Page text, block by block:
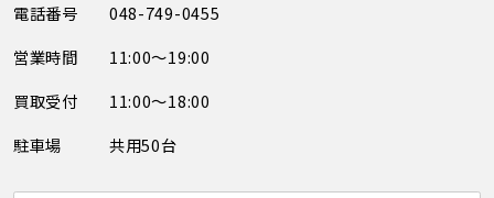
電話番号
048-749-0455
営業時間
11:00～19:00
買取受付
11:00～18:00
駐車場
共用50台